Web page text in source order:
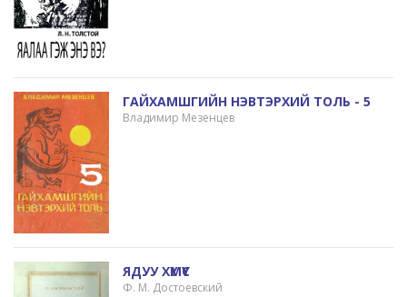
ГАЙХАМШГИЙН НЭВТЭРХИЙ ТОЛЬ - 5
Владимир Мезенцев
ЯДУУ ХҮМҮҮС
Ф. М. Достоевский